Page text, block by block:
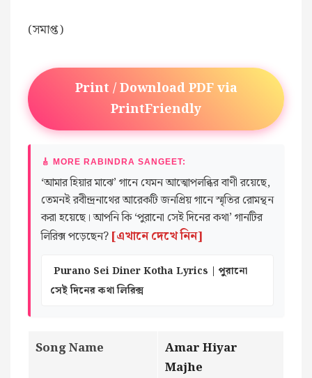
(সমাপ্ত)
Print / Download PDF via
PrintFriendly
🎸 MORE RABINDRA SANGEET:
‘আমার হিয়ার মাঝে’ গানে যেমন আত্মোপলব্ধির বাণী রয়েছে,
তেমনই রবীন্দ্রনাথের আরেকটি জনপ্রিয় গানে স্মৃতির রোমন্থন
করা হয়েছে। আপনি কি ‘পুরানো সেই দিনের কথা’ গানটির
লিরিক্স পড়েছেন? [এখানে দেখে নিন]
Purano Sei Diner Kotha Lyrics | পুরানো
সেই দিনের কথা লিরিক্স
Song Name
Amar Hiyar
Majhe